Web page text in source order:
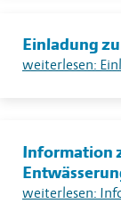
Einladung
weiterlesen:
Information